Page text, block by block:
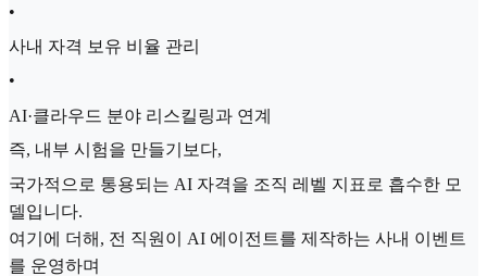
•
사내 자격 보유 비율 관리
•
AI·클라우드 분야 리스킬링과 연계
즉, 내부 시험을 만들기보다,
국가적으로 통용되는 AI 자격을 조직 레벨 지표로 흡수한 모
델입니다.
여기에 더해, 전 직원이 AI 에이전트를 제작하는 사내 이벤트
를 운영하며